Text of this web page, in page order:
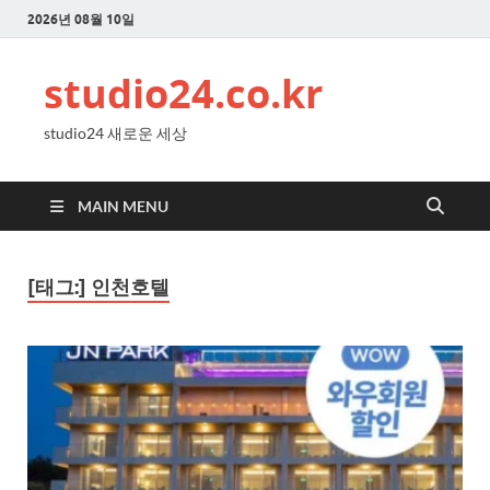
2026년 08월 10일
studio24.co.kr
studio24 새로운 세상
MAIN MENU
[태그:] 인천호텔